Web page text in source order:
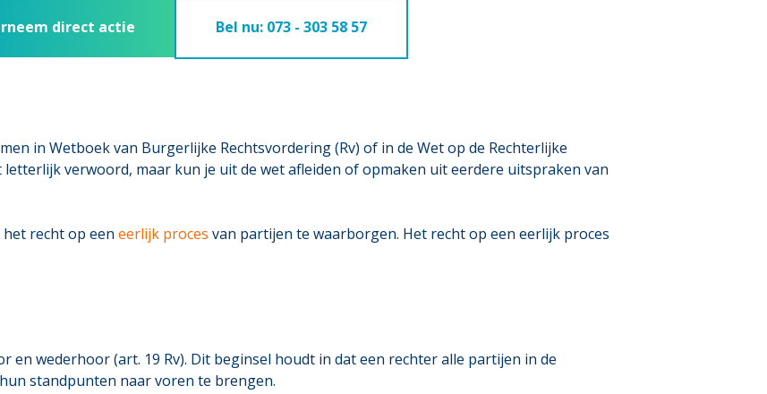
direct actie Bel nu: 073 - 303 58 57
in Wetboek van Burgerlijke Rechtsvordering (Rv) of in de Wet op de Rechterlijke
letterlijk verwoord, maar kun je uit de wet afleiden of opmaken uit eerdere uitspraken van
recht op een eerlijk proces van partijen te waarborgen. Het recht op een eerlijk proces
en wederhoor (art. 19 Rv). Dit beginsel houdt in dat een rechter alle partijen in de
standpunten naar voren te brengen.